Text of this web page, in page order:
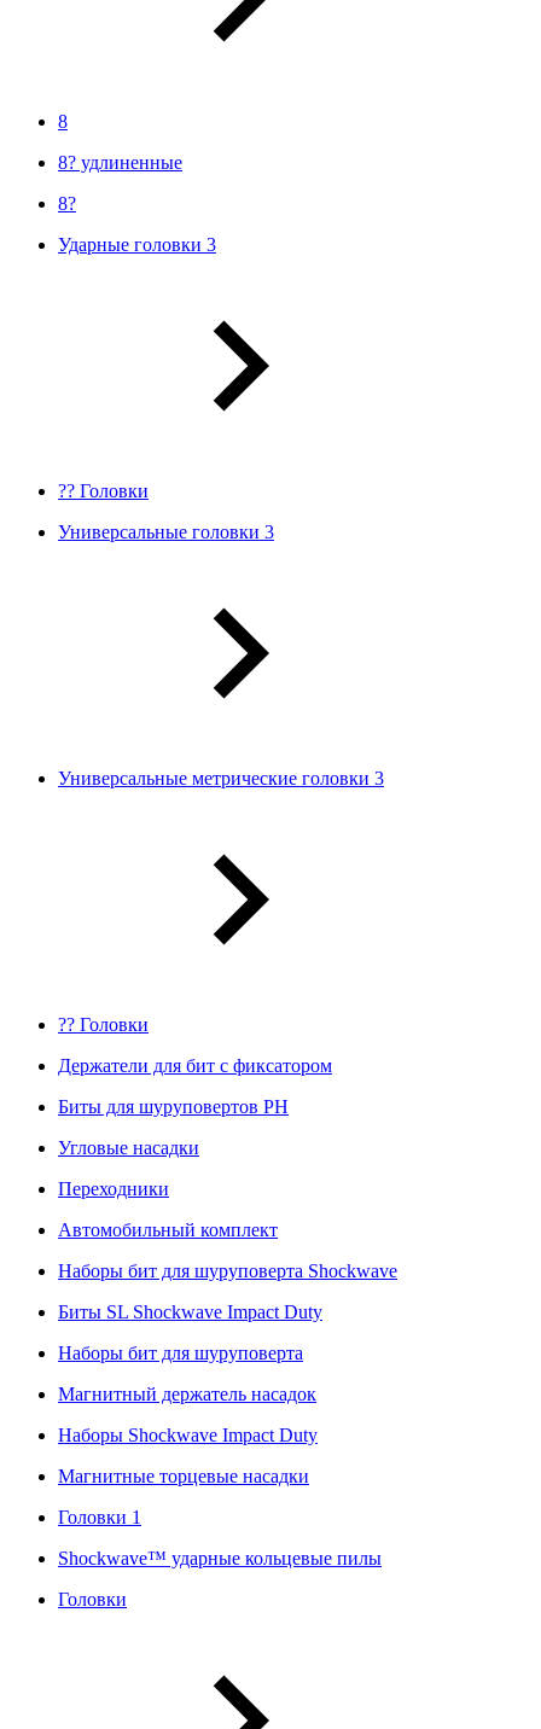
8
8? удлиненные
8?
Ударные головки 3
?? Головки
Универсальные головки 3
Универсальные метрические головки 3
?? Головки
Держатели для бит с фиксатором
Биты для шуруповертов PH
Угловые насадки
Переходники
Автомобильный комплект
Наборы бит для шуруповерта Shockwave
Биты SL Shockwave Impact Duty
Наборы бит для шуруповерта
Магнитный держатель насадок
Наборы Shockwave Impact Duty
Магнитные торцевые насадки
Головки 1
Shockwave™ ударные кольцевые пилы
Головки